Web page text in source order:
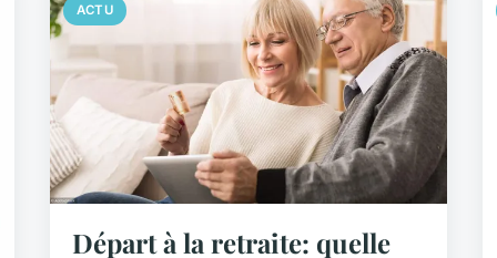
ACTU
Départ à la retraite: quelle